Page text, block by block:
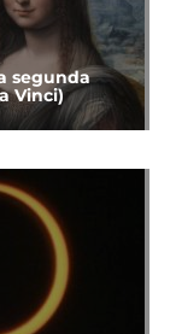
segunda
Vinci)